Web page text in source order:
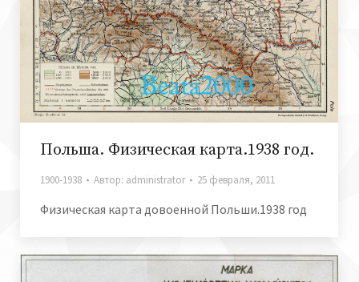
Польша. Физическая карта.1938 год.
1900-1938 Автор: administrator 25 февраля, 2011
Физическая карта довоенной Польши.1938 год